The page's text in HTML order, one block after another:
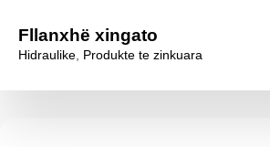
Fllanxhë xingato
Hidraulike Produkte te zinkuara